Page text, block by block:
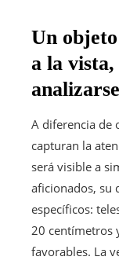
Un
a la vista,
analizarse
A diferencia de
capturan la
será visible a
aficionados, su
específicos:
20 centímetros
favorables. La